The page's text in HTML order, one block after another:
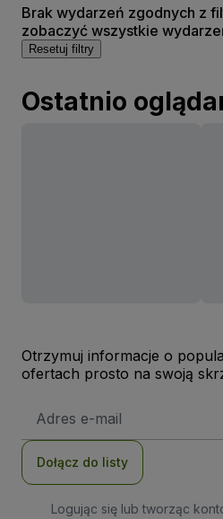
Brak wydarzeń zgodnych z
zobaczyć wszystkie
Resetuj filtry
Ostatnio
Otrzymuj informacje o
ofertach prosto na swoją
e-
Dołącz do listy
Logując się lub tworząc